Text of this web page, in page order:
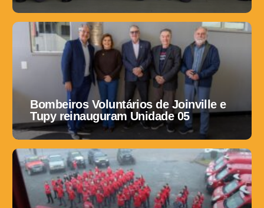
Bombeiros Voluntários de Joinville e
Tupy reinauguram Unidade 05